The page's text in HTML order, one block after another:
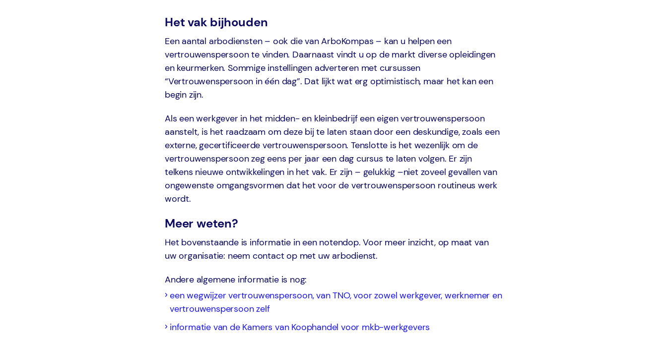
Het vak bijhouden
Een aantal arbodiensten – ook die van ArboKompas – kan u helpen een
vertrouwenspersoon te vinden. Daarnaast vindt u op de markt diverse opleidingen
en keurmerken. Sommige instellingen adverteren met cursussen
“Vertrouwenspersoon in één dag”. Dat lijkt wat erg optimistisch, maar het kan een
begin zijn.
Als een werkgever in het midden- en kleinbedrijf een eigen vertrouwenspersoon
aanstelt, is het raadzaam om deze bij te laten staan door een deskundige, zoals een
externe, gecertificeerde vertrouwenspersoon. Tenslotte is het wezenlijk om de
vertrouwenspersoon zeg eens per jaar een dag cursus te laten volgen. Er zijn
telkens nieuwe ontwikkelingen in het vak. Er zijn – gelukkig –niet zoveel gevallen van
ongewenste omgangsvormen dat het voor de vertrouwenspersoon routineus werk
wordt.
Meer weten?
Het bovenstaande is informatie in een notendop. Voor meer inzicht, op maat van
uw organisatie: neem contact op met uw arbodienst.
Andere algemene informatie is nog:
een wegwijzer vertrouwenspersoon, van TNO, voor zowel werkgever, werknemer en
vertrouwenspersoon zelf
informatie van de Kamers van Koophandel voor mkb-werkgevers